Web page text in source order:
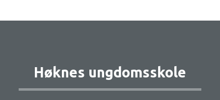
Høknes ungdomsskole